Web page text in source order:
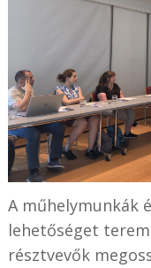
A műhelymunkák
lehetőséget
résztvevők